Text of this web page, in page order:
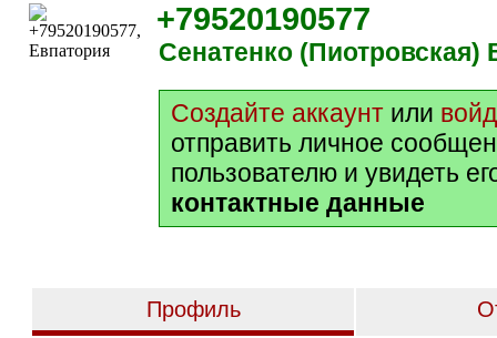
+79520190577
Сенатенко (Пиотровская)
Создайте аккаунт или
отправить личное
пользователю и увидеть
контактные данные
Профиль